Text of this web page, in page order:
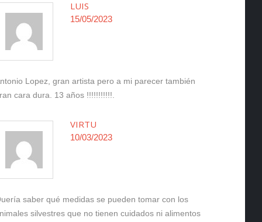
LUIS
15/05/2023
Lopez, gran artista pero a mi parecer también
cara dura. 13 años !!!!!!!!!!!.
VIRTU
10/03/2023
saber qué medidas se pueden tomar con los
silvestres que no tienen cuidados ni alimentos